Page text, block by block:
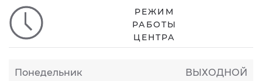
РЕЖИМ
РАБОТЫ
ЦЕНТРА
Понедельник ВЫХОДНОЙ